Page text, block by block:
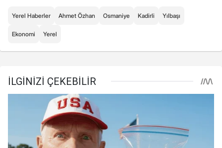
Yerel Haberler Ahmet Özhan Osmaniye Kadirli Yılbaşı
Ekonomi Yerel